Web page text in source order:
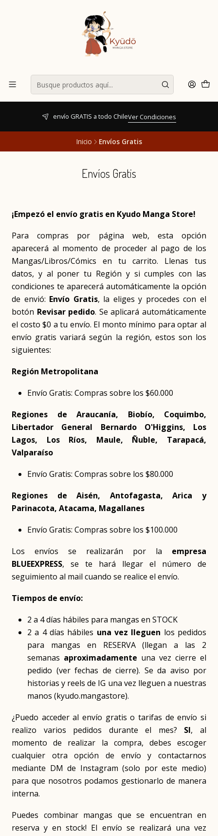
envío GRATIS a todo ChileVer Condiciones
Inicio Envíos Gratis
Envíos Gratis
¡Empezó el envío gratis en Kyudo Manga Store!
Para compras por página web, esta opción
aparecerá al momento de proceder al pago de los
Mangas/Libros/Cómics en tu carrito. Llenas tus
datos, y al poner tu Región y si cumples con las
condiciones te aparecerá automáticamente la opción
de envió: Envío Gratis, la eliges y procedes con el
botón Revisar pedido. Se aplicará automáticamente
el costo $0 a tu envío. El monto mínimo para optar al
envío gratis variará según la región, estos son los
siguientes:
Región Metropolitana
Envío Gratis: Compras sobre los $60.000
Regiones de Araucanía, Biobío, Coquimbo,
Libertador General Bernardo O'Higgins, Los
Lagos, Los Ríos, Maule, Ñuble, Tarapacá,
Valparaíso
Envío Gratis: Compras sobre los $80.000
Regiones de Aisén, Antofagasta, Arica y
Parinacota, Atacama, Magallanes
Envío Gratis: Compras sobre los $100.000
Los envíos se realizarán por la empresa
BLUEEXPRESS, se te hará llegar el número de
seguimiento al mail cuando se realice el envío.
Tiempos de envío:
2 a 4 días hábiles para mangas en STOCK
2 a 4 días hábiles una vez lleguen los pedidos
para mangas en RESERVA (llegan a las 2
semanas aproximadamente una vez cierre el
pedido (ver fechas de cierre). Se da aviso por
historias y reels de IG una vez lleguen a nuestras
manos (kyudo.mangastore).
¿Puedo acceder al envío gratis o tarifas de envío si
realizo varios pedidos durante el mes? SI, al
momento de realizar la compra, debes escoger
cualquier otra opción de envío y contactarnos
mediante DM de Instagram (solo por este medio)
para que nosotros podamos gestionarlo de manera
interna.
Puedes combinar mangas que se encuentran en
reserva y en stock! El envío se realizará una vez